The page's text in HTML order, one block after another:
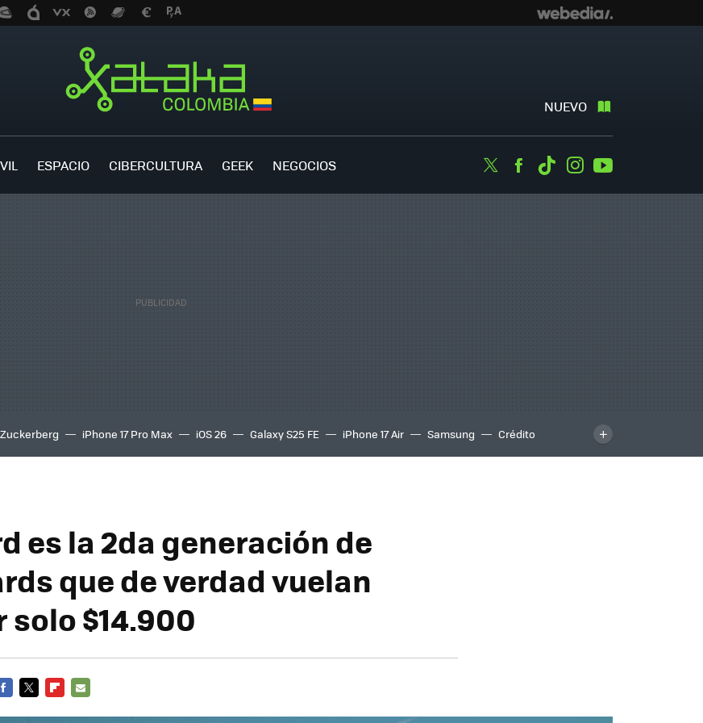
NUEVO
ESPACIO CIBERCULTURA GEEK NEGOCIOS TwitterFacebook
TiktokInstagram
iPhone 17 Pro Max iOS 26 Galaxy S25 FE iPhone 17 Air Samsung
Crédito
es la 2da generación de
que de verdad vuelan
$14.900